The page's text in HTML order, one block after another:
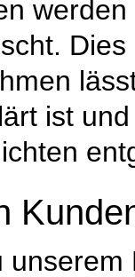
ist
unserem